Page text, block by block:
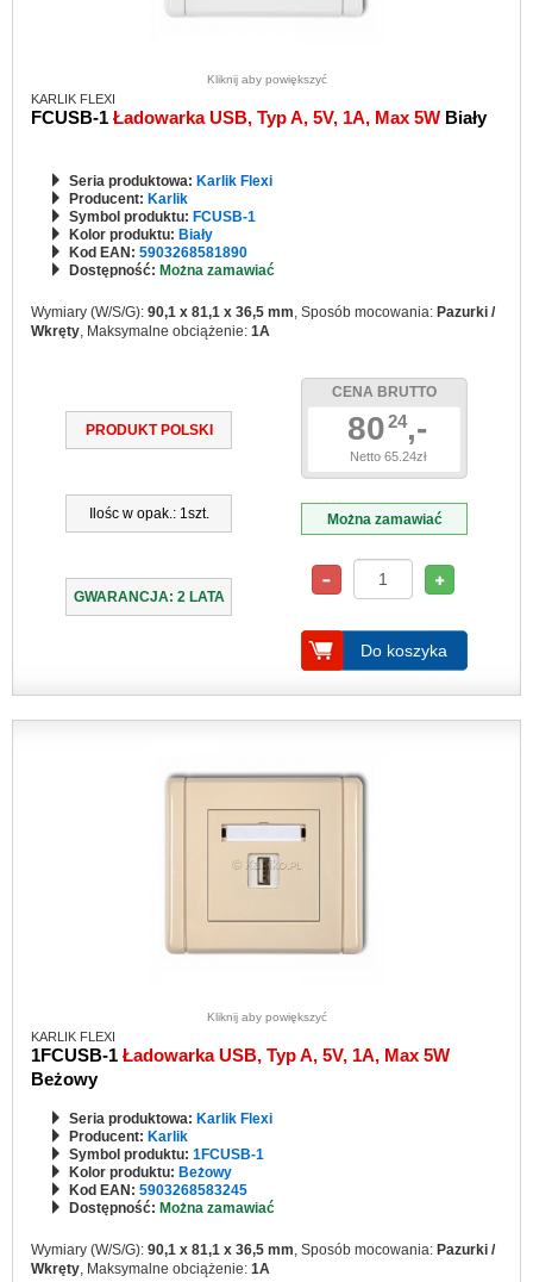
Kliknij aby powiększyć
KARLIK FLEXI
FCUSB-1 Ładowarka USB, Typ A, 5V, 1A, Max 5W Biały
Seria produktowa: Karlik Flexi
Producent: Karlik
Symbol produktu: FCUSB-1
Kolor produktu: Biały
Kod EAN: 5903268581890
Dostępność: Można zamawiać
Wymiary (W/S/G): 90,1 x 81,1 x 36,5 mm, Sposób mocowania: Pazurki /
Wkręty, Maksymalne obciążenie: 1A
PRODUKT POLSKI
Ilośc w opak.: 1szt.
GWARANCJA: 2 LATA
CENA BRUTTO
8024,-
Netto 65.24zł
Można zamawiać
Do koszyka
Kliknij aby powiększyć
KARLIK FLEXI
1FCUSB-1 Ładowarka USB, Typ A, 5V, 1A, Max 5W
Beżowy
Seria produktowa: Karlik Flexi
Producent: Karlik
Symbol produktu: 1FCUSB-1
Kolor produktu: Beżowy
Kod EAN: 5903268583245
Dostępność: Można zamawiać
Wymiary (W/S/G): 90,1 x 81,1 x 36,5 mm, Sposób mocowania: Pazurki /
Wkręty, Maksymalne obciążenie: 1A